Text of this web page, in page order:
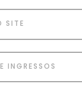
SITE
INGRESSOS